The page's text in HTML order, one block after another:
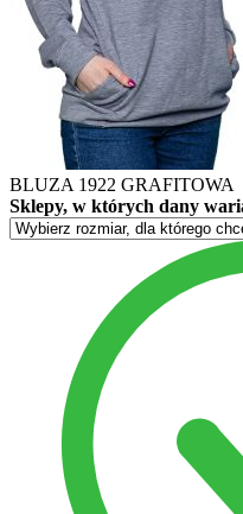
BLUZA 1922 GRAFITOWA
Sklepy, w których dany